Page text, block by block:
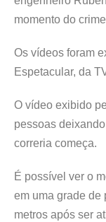
momento do
Os vídeos foram
Espetacular, da
O vídeo exibido
pessoas
correria começa.
É possível ver o
em uma grade de
metros após ser